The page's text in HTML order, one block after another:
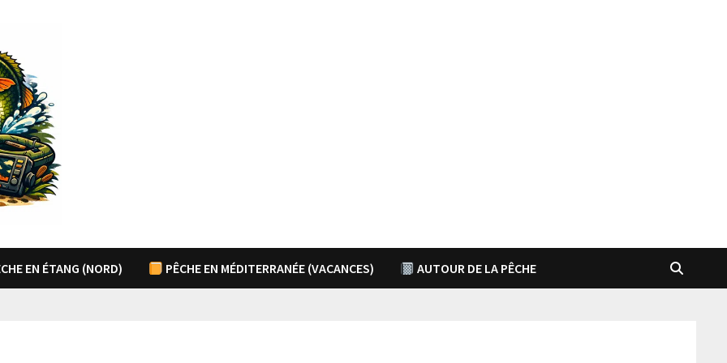
EN ÉTANG (NORD) PÊCHE EN MÉDITERRANÉE (VACANCES) AUTOUR DE LA PÊCHE